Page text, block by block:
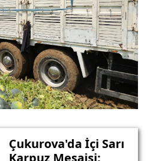
Çukurova'da İçi Sarı
Karpuz Mesaisi: